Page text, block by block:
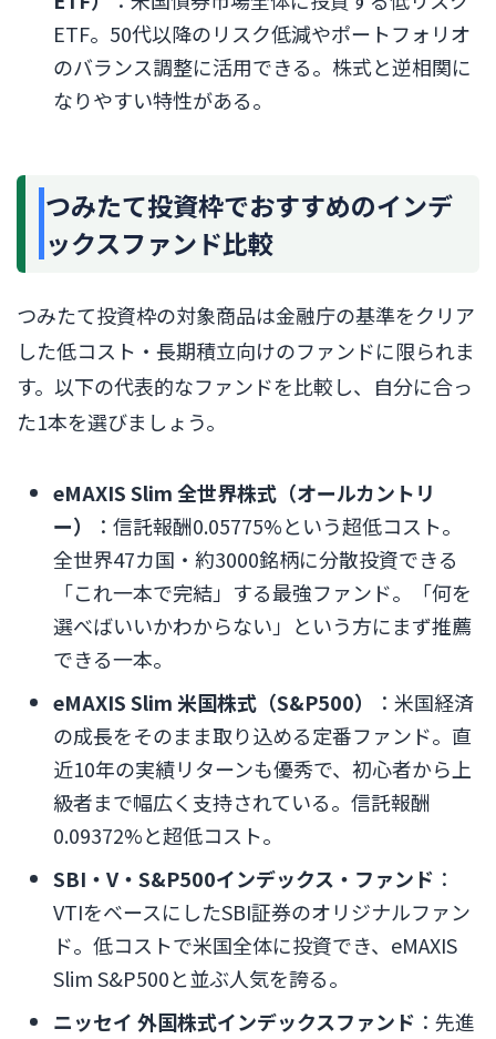
ETF。50代以降のリスク低減やポートフォリオ
のバランス調整に活用できる。株式と逆相関に
なりやすい特性がある。
つみたて投資枠でおすすめのインデ
ックスファンド比較
つみたて投資枠の対象商品は金融庁の基準をクリア
した低コスト・長期積立向けのファンドに限られま
す。以下の代表的なファンドを比較し、自分に合っ
た1本を選びましょう。
eMAXIS Slim 全世界株式（オールカントリ
ー）
：信託報酬0.05775%という超低コスト。
全世界47カ国・約3000銘柄に分散投資できる
「これ一本で完結」する最強ファンド。「何を
選べばいいかわからない」という方にまず推薦
できる一本。
eMAXIS Slim 米国株式（S&P500）
：米国経済
の成長をそのまま取り込める定番ファンド。直
近10年の実績リターンも優秀で、初心者から上
級者まで幅広く支持されている。信託報酬
0.09372%と超低コスト。
SBI・V・S&P500インデックス・ファンド ：
VTIをベースにしたSBI証券のオリジナルファン
ド。低コストで米国全体に投資でき、eMAXIS
Slim S&P500と並ぶ人気を誇る。
ニッセイ 外国株式インデックスファンド ：先進